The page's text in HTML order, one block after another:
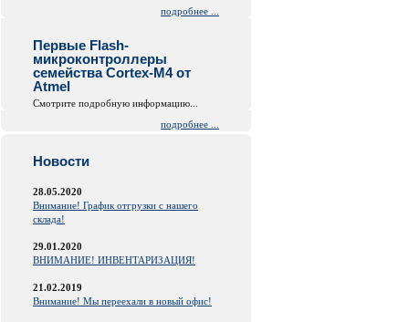
подробнее ...
Первые Flash-
микроконтроллеры
семейства Cortex-M4 от
Atmel
Смотрите подробную информацию...
подробнее ...
Новости
28.05.2020
Внимание! График отгрузки с нашего
склада!
29.01.2020
ВНИМАНИЕ! ИНВЕНТАРИЗАЦИЯ!
21.02.2019
Внимание! Мы переехали в новый офис!